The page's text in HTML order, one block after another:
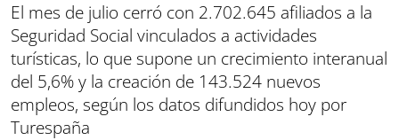
El mes de julio cerró con 2.702.645 afiliados a la
Seguridad Social vinculados a actividades
turísticas, lo que supone un crecimiento interanual
del 5,6% y la creación de 143.524 nuevos
empleos, según los datos difundidos hoy por
Turespaña